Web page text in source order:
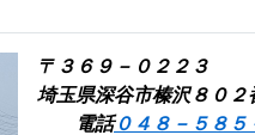
〒３６９－０２２３
埼玉県深谷市榛沢８０
電話０４８－５８５